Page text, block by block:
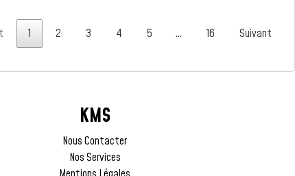
1 2 3 4 5 … 16 Suivant
KMS
Nous Contacter
Nos Services